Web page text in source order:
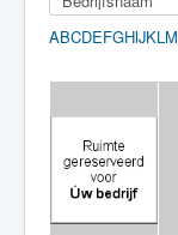
ABCDEFGHIKLM